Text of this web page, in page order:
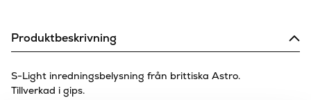
Produktbeskrivning
S-Light inredningsbelysning från brittiska Astro.
Tillverkad i gips.